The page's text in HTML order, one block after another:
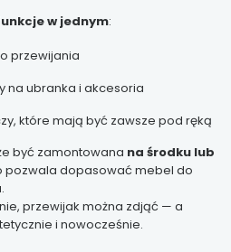
w jednym:
przewijania
na ubranka i akcesoria
które mają być zawsze pod ręką
być zamontowana na środku lub
pozwala dopasować mebel do
przewijak można zdjąć — a
i nowocześnie.